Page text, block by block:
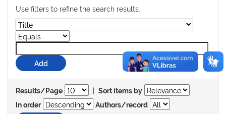
Use filters to refine the search results.
Results/Page | Sort items by
In order
Authors/record